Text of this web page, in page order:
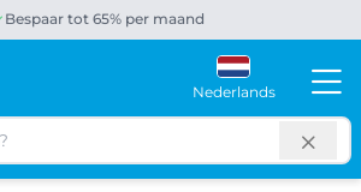
Bespaar tot 65% per maand
Nederlands